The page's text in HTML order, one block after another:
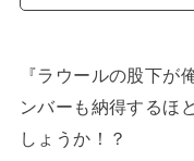
『ラウールの股下が
ンバーも納得するほ
しょうか！？